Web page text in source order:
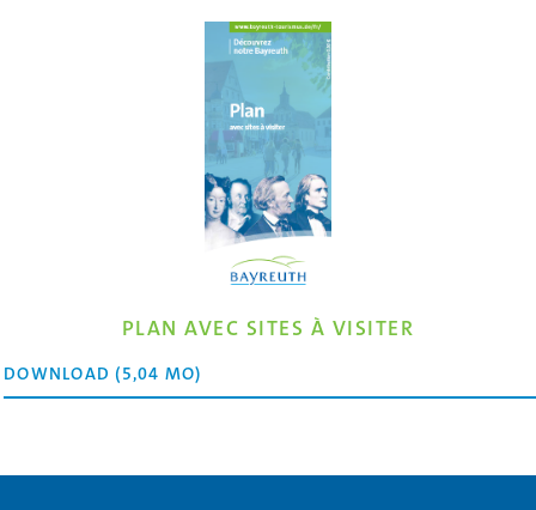
PLAN AVEC SITES À VISITER
DOWNLOAD (5,04 MO)